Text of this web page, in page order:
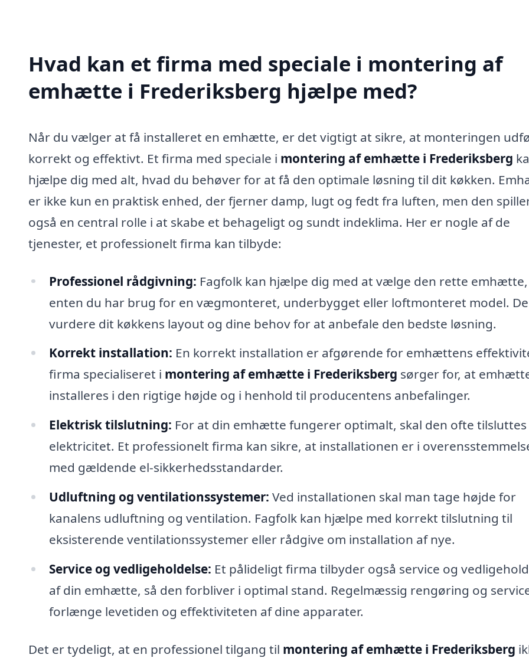
Hvad kan et firma med speciale i montering af
emhætte i Frederiksberg hjælpe med?
Når du vælger at få installeret en emhætte, er det vigtigt at sikre, at monteringen
korrekt og effektivt. Et firma med speciale i montering af emhætte i Frederiksberg
hjælpe dig med alt, hvad du behøver for at få den optimale løsning til dit køkken.
er ikke kun en praktisk enhed, der fjerner damp, lugt og fedt fra luften, men den
også en central rolle i at skabe et behageligt og sundt indeklima. Her er nogle af de
tjenester, et professionelt firma kan tilbyde:
Professionel rådgivning: Fagfolk kan hjælpe dig med at vælge den rette
enten du har brug for en vægmonteret, underbygget eller loftmonteret model.
vurdere dit køkkens layout og dine behov for at anbefale den bedste løsning.
Korrekt installation: En korrekt installation er afgørende for emhættens
firma specialiseret i montering af emhætte i Frederiksberg sørger for, at
installeres i den rigtige højde og i henhold til producentens anbefalinger.
Elektrisk tilslutning: For at din emhætte fungerer optimalt, skal den ofte tilsluttes
elektricitet. Et professionelt firma kan sikre, at installationen er i
med gældende el-sikkerhedsstandarder.
Udluftning og ventilationssystemer: Ved installationen skal man tage højde for
kanalens udluftning og ventilation. Fagfolk kan hjælpe med korrekt tilslutning til
eksisterende ventilationssystemer eller rådgive om installation af nye.
Service og vedligeholdelse: Et pålideligt firma tilbyder også service og
af din emhætte, så den forbliver i optimal stand. Regelmæssig rengøring og
forlænge levetiden og effektiviteten af dine apparater.
Det er tydeligt, at en professionel tilgang til montering af emhætte i Frederiksberg